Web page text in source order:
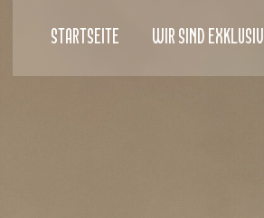
STARTSEITE WIR SIND EXKLUSIV